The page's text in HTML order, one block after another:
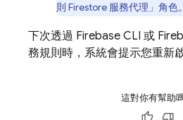
則 Firestore 服務代理」角色。
下次透過 Firebase CLI 或
務規則時，系統會提示您重新
這對你有幫助